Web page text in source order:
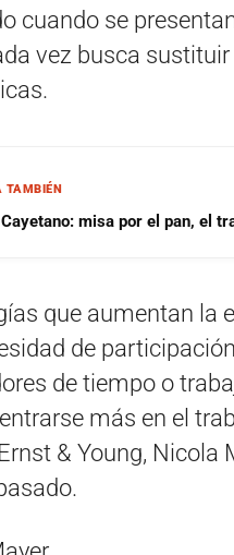
cuando se
vez busca
TAMBIÉN
misa por el pan, el
que aumentan la
de
de tiempo o
más en el
& Young,